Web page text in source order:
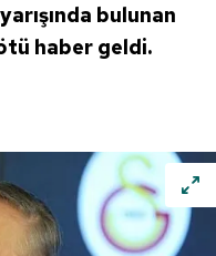
bulunan
haber geldi.